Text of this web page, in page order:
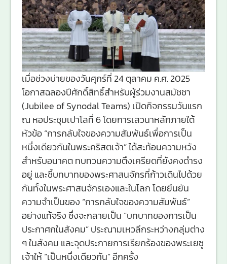
เมื่อช่วงบ่ายของวันศุกร์ที่ 24 ตุลาคม ค.ศ. 2025
โอกาสฉลองปีศักดิ์สิทธิ์สำหรับผู้ร่วมงานสมัชชา
(Jubilee of Synodal Teams) เปิดกิจกรรมวันแรก
ณ หอประชุมเปาโลที่ 6 โดยการเสวนาหลักภายใต้
หัวข้อ “การกลับใจของความสัมพันธ์เพื่อการเป็น
หนึ่งเดียวกันในพระคริสตเจ้า” ได้สะท้อนความหวัง
สำหรับอนาคต ทบทวนความตึงเครียดที่ยังคงดำรง
อยู่ และชี้บทบาทของพระศาสนจักรที่ก้าวเดินไปด้วย
กันทั้งในพระศาสนจักรเองและในโลก โดยยืนยัน
ความจำเป็นของ “การกลับใจของความสัมพันธ์”
อย่างแท้จริง ซึ่งจะกลายเป็น “บทบาทของการเป็น
ประกาศกในสังคม” ประณามเหวลึกระหว่างกลุ่มต่าง
ๆ ในสังคม และจุดประกายการเรียกร้องของพระเยซู
เจ้าให้ “เป็นหนึ่งเดียวกัน” อีกครั้ง